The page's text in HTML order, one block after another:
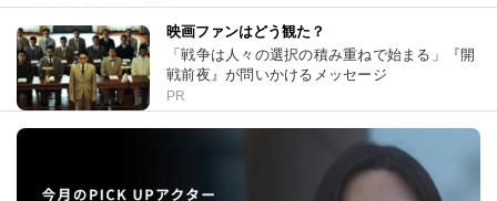
映画ファンはどう観た？
「戦争は人々の選択の積み重ねで始まる」『開
戦前夜』が問いかけるメッセージ
PR